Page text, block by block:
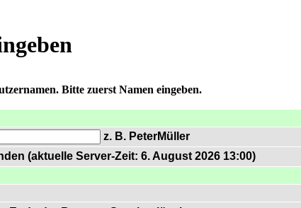
Bitte zuerst Namen eingeben.
z. B. PeterMüller
(aktuelle Server-Zeit: 6. August 2026 13:00)